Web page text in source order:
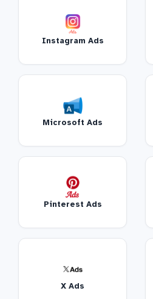
Instagram Ads
Microsoft Ads
Pinterest Ads
X Ads